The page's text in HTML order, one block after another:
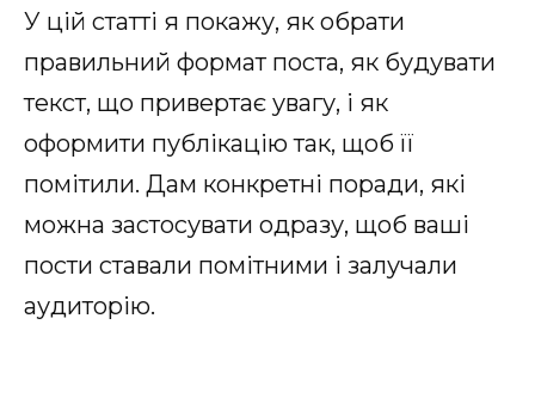
У цій статті я покажу, як обрати
правильний формат поста, як будувати
текст, що привертає увагу, і як
оформити публікацію так, щоб її
помітили. Дам конкретні поради, які
можна застосувати одразу, щоб ваші
пости ставали помітними і залучали
аудиторію.